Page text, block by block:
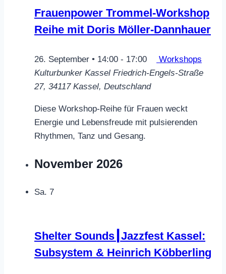
Frauenpower Trommel-Workshop
Reihe mit Doris Möller-Dannhauer
26. September • 14:00 - 17:00
Workshops
Kulturbunker Kassel Friedrich-Engels-Straße
27, 34117 Kassel, Deutschland
Diese Workshop-Reihe für Frauen weckt
Energie und Lebensfreude mit pulsierenden
Rhythmen, Tanz und Gesang.
November 2026
Sa. 7
Shelter Sounds┃Jazzfest Kassel:
Subsystem & Heinrich Köbberling